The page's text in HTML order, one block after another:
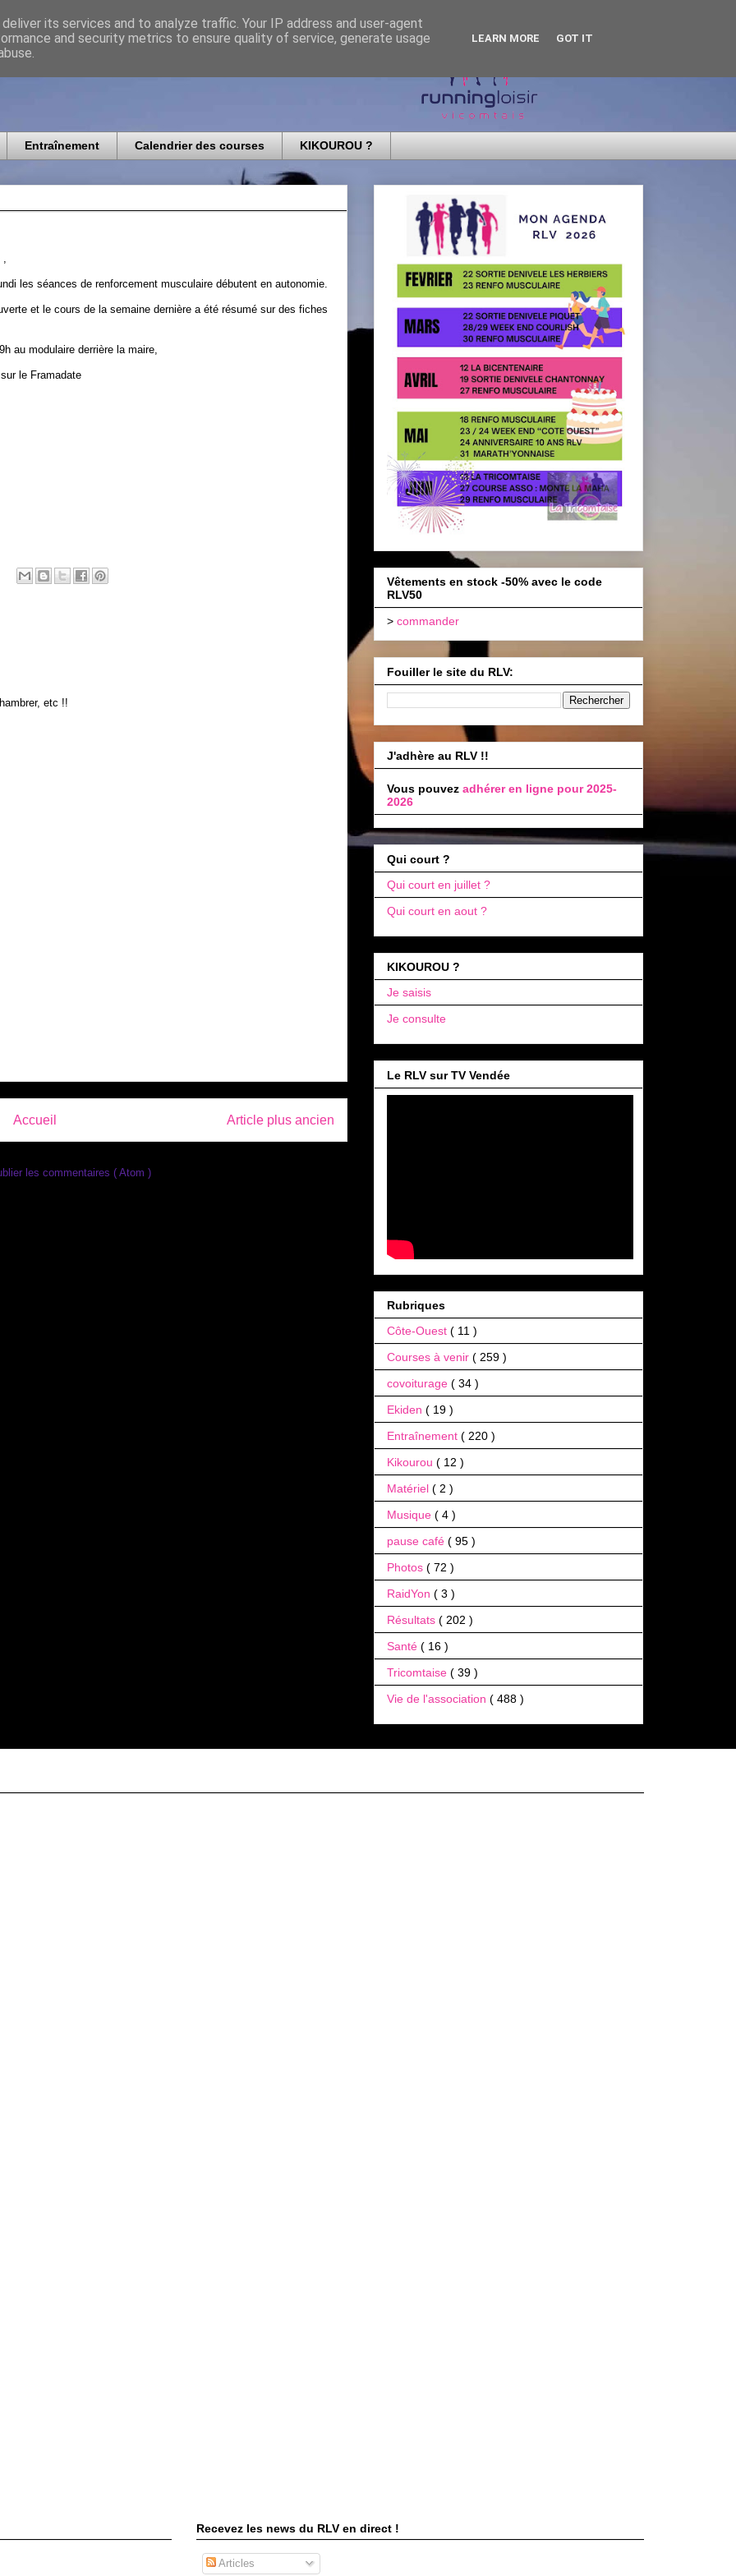
Entraînement Calendrier des courses KIKOUROU ?
les séances de renforcement musculaire débutent en autonomie.
et le cours de la semaine dernière a été résumé sur des fiches
au modulaire derrière la maire,
le Framadate
etc !!
Article plus ancien
Accueil
les commentaires ( Atom )
Vêtements en stock -50% avec le code
RLV50
> commander
Fouiller le site du RLV:
J'adhère au RLV !!
Vous pouvez adhérer en ligne pour 2025-
2026
Qui court ?
Qui court en juillet ?
Qui court en aout ?
KIKOUROU ?
Je saisis
Je consulte
Le RLV sur TV Vendée
Rubriques
Côte-Ouest ( 11 )
Courses à venir ( 259 )
covoiturage ( 34 )
Ekiden ( 19 )
Entraînement ( 220 )
Kikourou ( 12 )
Matériel ( 2 )
Musique ( 4 )
pause café ( 95 )
Photos ( 72 )
RaidYon ( 3 )
Résultats ( 202 )
Santé ( 16 )
Tricomtaise ( 39 )
Vie de l'association ( 488 )
Recevez les news du RLV en direct !
Articles
its services and to analyze traffic. Your IP address and user-agent
and security metrics to ensure quality of service, generate usage
LEARN MORE GOT IT